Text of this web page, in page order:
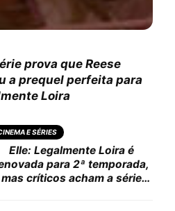
prova que Reese
a prequel perfeita para
Loira
E SÉRIES
Elle: Legalmente Loira é
para 2ª temporada,
mas críticos acham a série